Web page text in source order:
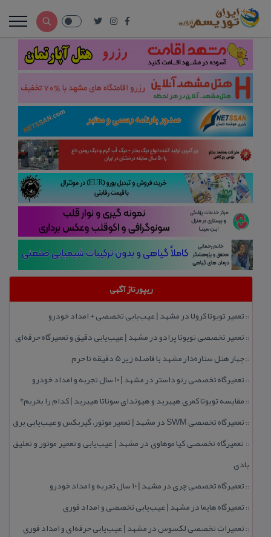
ریپورتاژ آگهی
:: تعمیر تویوتا كرولا در مشهد | عیب‌یابی تخصصی + امداد خودرو
:: تعمیر تخصصی تویوتا پرادو در مشهد | عیب‌یابی دقیق و تعمیرگاه حرفه‌ای
::چهار هتل‌ ستاره‌دار مشهد با فاصله زیر 5 دقیقه تا حرم
:: تعمیرگاه تخصصی رنو داستر در مشهد | ۱۰ سال تجربه و امداد خودرو
:: مقایسه تویوتا كمری هیبرید و هیوندای سوناتا هیبرید | كدام را بخریم؟
:: تعمیرگاه تخصصی SWM در مشهد | تعمیر موتور، گیربكس و عیب‌یابی برق
:: تعمیرگاه تخصصی كیا موهاوی در مشهد | عیب‌یابی و تعمیر موتور و تعلیق
بادی
:: تعمیرگاه تخصصی چری در مشهد | ۱۰ سال تجربه و امداد خودرو
:: تعمیرگاه هایما در مشهد | عیب‌یابی تخصصی و امداد فوری
:: تعمیرات تخصصی لكسوس در مشهد | عیب‌یابی حرفه‌ای و امداد فوری